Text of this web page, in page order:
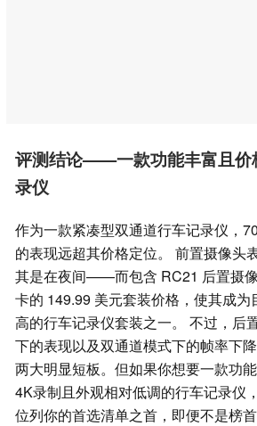
评测结论——一款功能丰富且价
录仪
作为一款紧凑型双通道行车记录仪，
的表现远超其价格定位。 前置摄像
其是在夜间——而包含 RC21 后置摄
卡的 149.99 美元套装价格，使其成为
高的行车记录仪套装之一。 不过，后
下的表现以及双通道模式下的帧率下
两大明显短板。但如果你想要一款功
4K录制且外观相对低调的行车记录仪
位列你的首选清单之首，即便不是榜